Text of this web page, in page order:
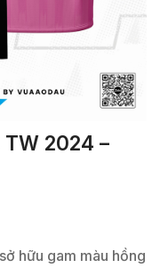
2024 –
hữu gam màu hồng